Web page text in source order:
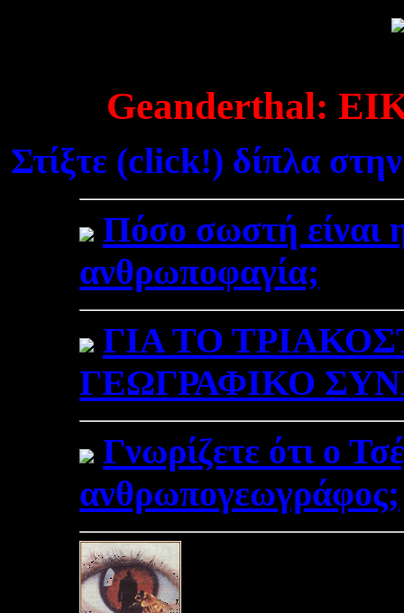
Geanderthal:
Στίξτε (click!) δίπλα
Πόσο σωστή είναι
ανθρωποφαγία;
ΓΙΑ ΤΟ
ΓΕΩΓΡΑΦΙΚΟ
Γνωρίζετε ότι ο
ανθρωπογεωγράφος;